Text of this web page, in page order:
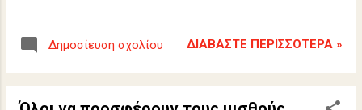
Δημοσίευση σχολίου ΔΙΑΒΆΣΤΕ ΠΕΡΙΣΣΌΤΕΡΑ »